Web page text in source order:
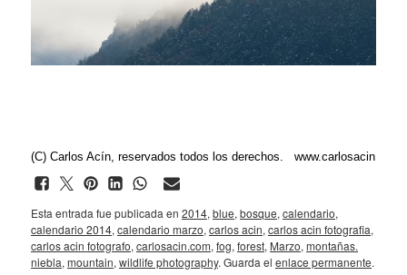
(C) Carlos Acín, reservados todos los derechos. www.carlosacin.com
Esta entrada fue publicada en 2014, blue, bosque, calendario,
calendario 2014, calendario marzo, carlos acin, carlos acin fotografia,
carlos acin fotografo, carlosacin.com, fog, forest, Marzo, montañas.
niebla, mountain, wildlife photography. Guarda el enlace permanente.